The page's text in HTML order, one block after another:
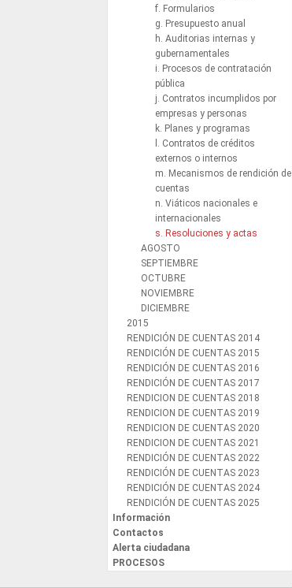
f. Formularios
g. Presupuesto anual
h. Auditorias internas y
gubernamentales
i. Procesos de contratación
pública
j. Contratos incumplidos por
empresas y personas
k. Planes y programas
l. Contratos de créditos
externos o internos
m. Mecanismos de rendición de
cuentas
n. Viáticos nacionales e
internacionales
s. Resoluciones y actas
AGOSTO
SEPTIEMBRE
OCTUBRE
NOVIEMBRE
DICIEMBRE
2015
RENDICIÓN DE CUENTAS 2014
RENDICIÓN DE CUENTAS 2015
RENDICIÓN DE CUENTAS 2016
RENDICIÓN DE CUENTAS 2017
RENDICION DE CUENTAS 2018
RENDICION DE CUENTAS 2019
RENDICION DE CUENTAS 2020
RENDICION DE CUENTAS 2021
RENDICIÓN DE CUENTAS 2022
RENDICIÓN DE CUENTAS 2023
RENDICIÓN DE CUENTAS 2024
RENDICIÓN DE CUENTAS 2025
Información
Contactos
Alerta ciudadana
PROCESOS